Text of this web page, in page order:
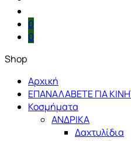
0
0
Shop
Αρχική
ΕΠΑΝΑΛΑΒΕΤΕ ΓΙΑ
Κοσμήματα
ΑΝΔΡΙΚΑ
Δαχτυλίδια